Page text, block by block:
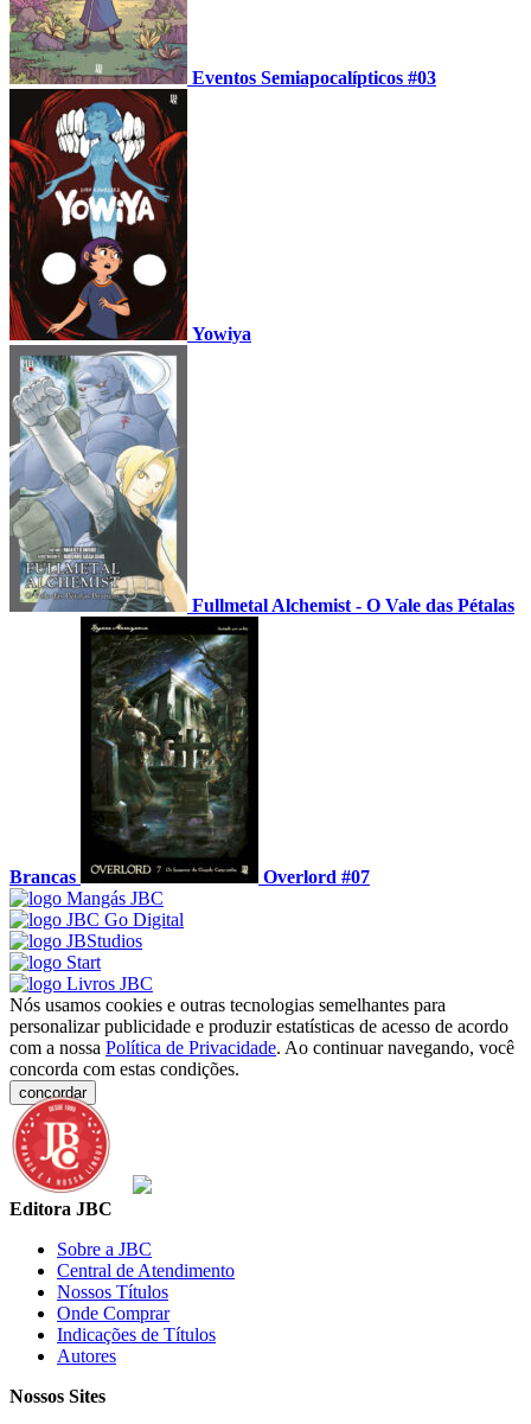
Eventos Semiapocalípticos #03
Yowiya
Fullmetal Alchemist - O Vale das Pétalas
Brancas Overlord #07
Nós usamos cookies e outras tecnologias semelhantes para
personalizar publicidade e produzir estatísticas de acesso de acordo
com a nossa Política de Privacidade. Ao continuar navegando, você
concorda com estas condições.
concordar
Editora JBC
Sobre a JBC
Central de Atendimento
Nossos Títulos
Onde Comprar
Indicações de Títulos
Autores
Nossos Sites